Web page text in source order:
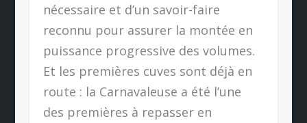
nécessaire et d’un savoir-faire
reconnu pour assurer la montée en
puissance progressive des volumes.
Et les premières cuves sont déjà en
route : la Carnavaleuse a été l’une
des premières à repasser en